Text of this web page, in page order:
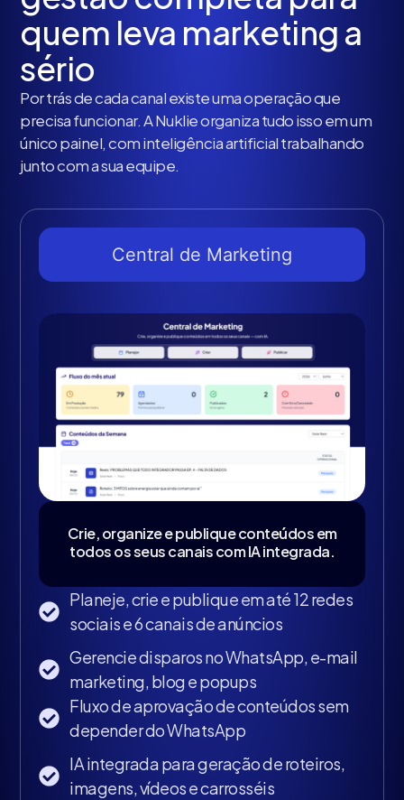
quem leva marketing a
sério
Por trás de cada canal existe uma operação que
precisa funcionar. A Nuklie organiza tudo isso em um
único painel, com inteligência artificial trabalhando
junto com a sua equipe.
Central de Marketing
Crie, organize e publique conteúdos em
todos os seus canais com IA integrada.
Planeje, crie e publique em até 12 redes
sociais e 6 canais de anúncios
Gerencie disparos no WhatsApp, e-mail
marketing, blog e popups
Fluxo de aprovação de conteúdos sem
depender do WhatsApp
IA integrada para geração de roteiros,
imagens, vídeos e carrosséis